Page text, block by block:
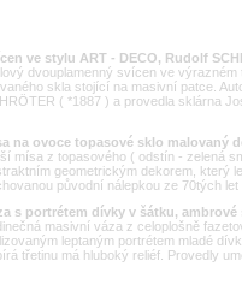
ve stylu ART - DECO, Rudolf
dvouplamenný svícen ve
skla stojící na masivní patce.
( *1887 ) a provedla sklárna
na ovoce topasové sklo malovaný
mísa z topasového ( odstín - zelená
geometrickým dekorem, který
původní nálepkou ze 70tých
s portrétem dívky v šátku, ambrové
masivní váza z celoplošně
leptaným portrétem mladé
třetinu má hluboký reliéf. Provedly